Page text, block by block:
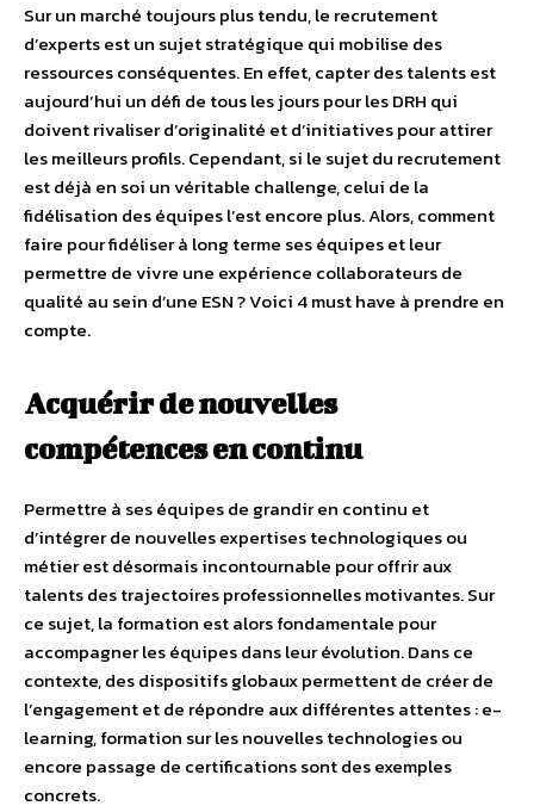
Sur un marché toujours plus tendu, le recrutement
d’experts est un sujet stratégique qui mobilise des
ressources conséquentes. En effet, capter des talents est
aujourd’hui un défi de tous les jours pour les DRH qui
doivent rivaliser d’originalité et d’initiatives pour attirer
les meilleurs profils. Cependant, si le sujet du recrutement
est déjà en soi un véritable challenge, celui de la
fidélisation des équipes l’est encore plus. Alors, comment
faire pour fidéliser à long terme ses équipes et leur
permettre de vivre une expérience collaborateurs de
qualité au sein d’une ESN ? Voici 4 must have à prendre en
compte.
Acquérir de nouvelles
compétences en continu
Permettre à ses équipes de grandir en continu et
d’intégrer de nouvelles expertises technologiques ou
métier est désormais incontournable pour offrir aux
talents des trajectoires professionnelles motivantes. Sur
ce sujet, la formation est alors fondamentale pour
accompagner les équipes dans leur évolution. Dans ce
contexte, des dispositifs globaux permettent de créer de
l’engagement et de répondre aux différentes attentes : e-
learning, formation sur les nouvelles technologies ou
encore passage de certifications sont des exemples
concrets.